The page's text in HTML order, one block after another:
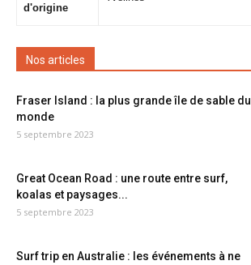
d'origine
Nos articles
Fraser Island : la plus grande île de sable du
monde
5 septembre 2023
Great Ocean Road : une route entre surf,
koalas et paysages...
5 septembre 2023
Surf trip en Australie : les événements à ne